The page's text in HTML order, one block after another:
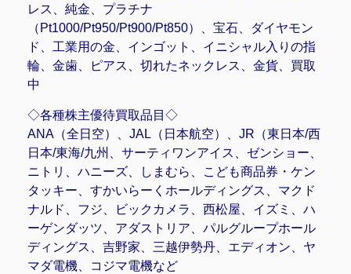
レス、純金、プラチナ
（Pt1000/Pt950/Pt900/Pt850）、宝石、ダイヤモン
ド、工業用の金、インゴット、イニシャル入りの指
輪、金歯、ピアス、切れたネックレス、金貨、買取
中
◇各種株主優待買取品目◇
ANA（全日空）、JAL（日本航空）、JR（東日本/西
日本/東海/九州、サーティワンアイス、ゼンショー、
ニトリ、ハニーズ、しまむら、こども商品券・ケン
タッキー、すかいらーくホールディングス、マクド
ナルド、フジ、ビックカメラ、西松屋、イズミ、ハ
ーゲンダッツ、アダストリア、パルグループホール
ディングス、吉野家、三越伊勢丹、エディオン、ヤ
マダ電機、コジマ電機など